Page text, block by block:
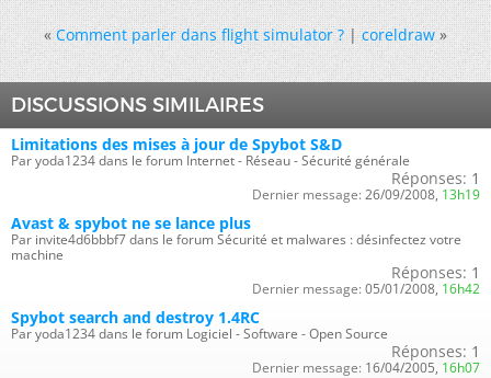
« Comment parler dans flight simulator ?|coreldraw »
DISCUSSIONS SIMILAIRES
Limitations des mises à jour de Spybot S&D
Par yoda1234 dans le forum Internet - Réseau - Sécurité générale
Réponses: 1
Dernier message: 26/09/2008, 13h19
Avast & spybot ne se lance plus
Par invite4d6bbbf7 dans le forum Sécurité et malwares : désinfectez votre
machine
Réponses: 1
Dernier message: 05/01/2008, 16h42
Spybot search and destroy 1.4RC
Par yoda1234 dans le forum Logiciel - Software - Open Source
Réponses: 1
Dernier message: 16/04/2005, 16h07